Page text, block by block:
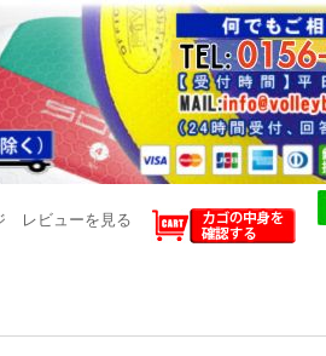
レビューを見る